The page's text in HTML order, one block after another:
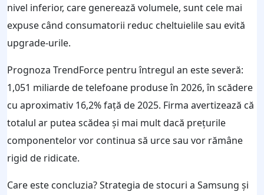
nivel inferior, care generează volumele, sunt cele mai
expuse când consumatorii reduc cheltuielile sau evită
upgrade-urile.
Prognoza TrendForce pentru întregul an este severă:
1,051 miliarde de telefoane produse în 2026, în scădere
cu aproximativ 16,2% față de 2025. Firma avertizează că
totalul ar putea scădea și mai mult dacă prețurile
componentelor vor continua să urce sau vor rămâne
rigid de ridicate.
Care este concluzia? Strategia de stocuri a Samsung și